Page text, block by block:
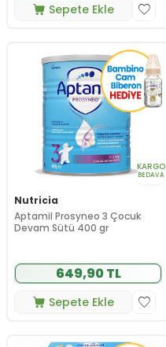
Sepete Ekle
KARGO
BEDAVA
Nutricia
Aptamil Prosyneo 3 Çocuk
Devam Sütü 400 gr
649,90 TL
Sepete Ekle